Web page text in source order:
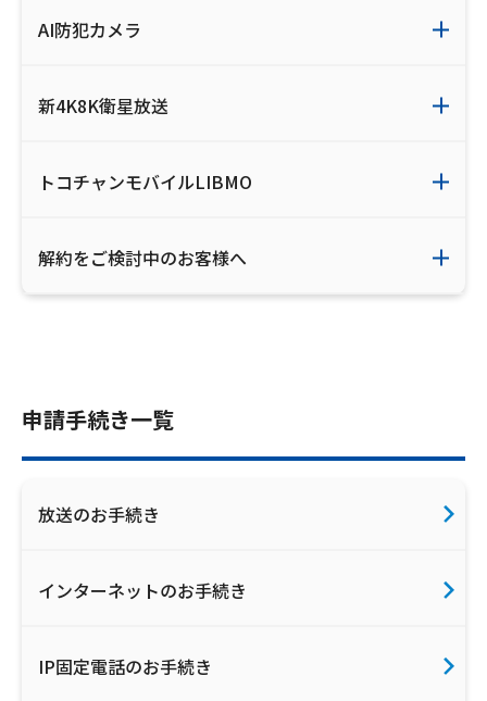
AI防犯カメラ
新4K8K衛星放送
トコチャンモバイルLIBMO
解約をご検討中のお客様へ
申請手続き一覧
放送のお手続き
インターネットのお手続き
IP固定電話のお手続き